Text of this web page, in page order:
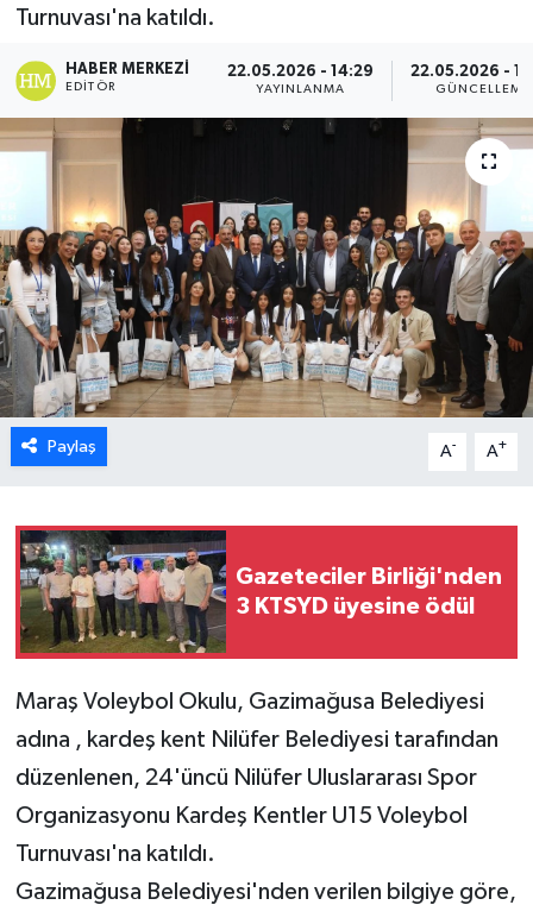
Turnuvası'na katıldı.
HABER MERKEZI
EDITÖR
22.05.2026 - 14:29
YAYINLANMA
22.05.2026 -
GÜNCELLEME
Paylaş A- A+
Gazeteciler Birliği'nden
3 KTSYD üyesine ödül
Maraş Voleybol Okulu, Gazimağusa Belediyesi
adına , kardeş kent Nilüfer Belediyesi tarafından
düzenlenen, 24'üncü Nilüfer Uluslararası Spor
Organizasyonu Kardeş Kentler U15 Voleybol
Turnuvası'na katıldı.
Gazimağusa Belediyesi'nden verilen bilgiye göre,
ENGLISH
ESENTEPE
GAZİMAĞUSA
GİRNE
GÜNDEM
GÜNEY KIBRIS
İÇ HABERLER
KÜLTÜR SANAT
LEFKOŞA
MAGAZİN
Nöbetçi Eczaneler
ÖZEL HABER
SAĞLIK